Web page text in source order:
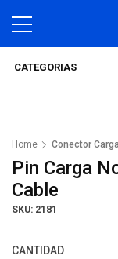
CATEGORIAS
Home Conector
Pin Carga
Cable
SKU: 2181
CANTIDAD